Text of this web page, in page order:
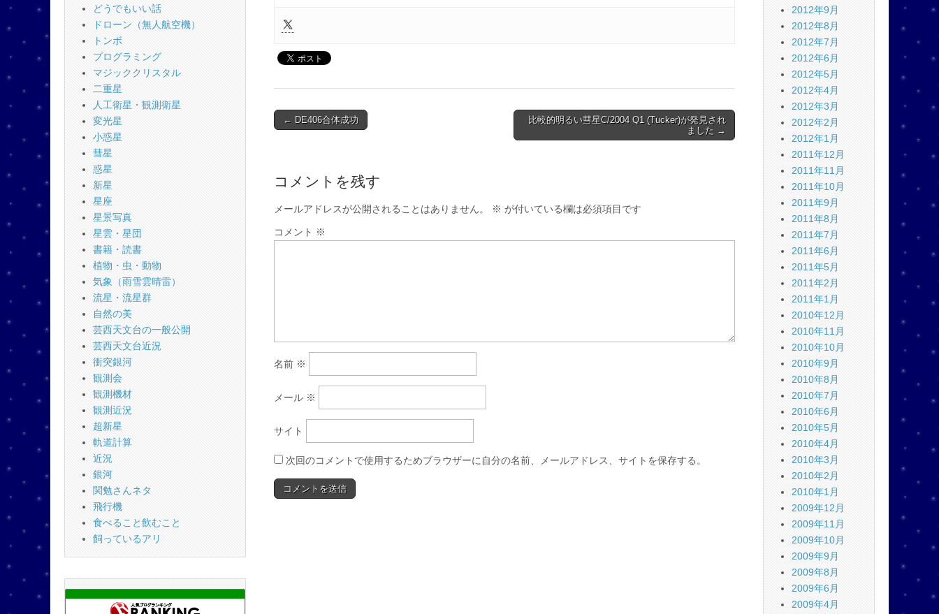
Post
← DE406合体成功
比較的明るい彗星C/2004 Q1 (Tucker)が発見され
ました →
コメントを残す
メールアドレスが公開されることはありません。 ※ が付いている欄は必須項目です
コメント ※
名前 ※
メール ※
サイト
次回のコメントで使用するためブラウザーに自分の名前、メールアドレス、サイトを保存する。
どうでもいい話
ドローン（無人航空機）
トンボ
プログラミング
マジッククリスタル
二重星
人工衛星・観測衛星
変光星
小惑星
彗星
惑星
新星
星座
星景写真
星雲・星団
書籍・読書
植物・虫・動物
気象（雨雪雲晴雷）
流星・流星群
自然の美
芸西天文台の一般公開
芸西天文台近況
衝突銀河
観測会
観測機材
観測近況
超新星
軌道計算
近況
銀河
関勉さんネタ
飛行機
食べること飲むこと
飼っているアリ
2012年9月
2012年8月
2012年7月
2012年6月
2012年5月
2012年4月
2012年3月
2012年2月
2012年1月
2011年12月
2011年11月
2011年10月
2011年9月
2011年8月
2011年7月
2011年6月
2011年5月
2011年2月
2011年1月
2010年12月
2010年11月
2010年10月
2010年9月
2010年8月
2010年7月
2010年6月
2010年5月
2010年4月
2010年3月
2010年2月
2010年1月
2009年12月
2009年11月
2009年10月
2009年9月
2009年8月
2009年6月
2009年4月